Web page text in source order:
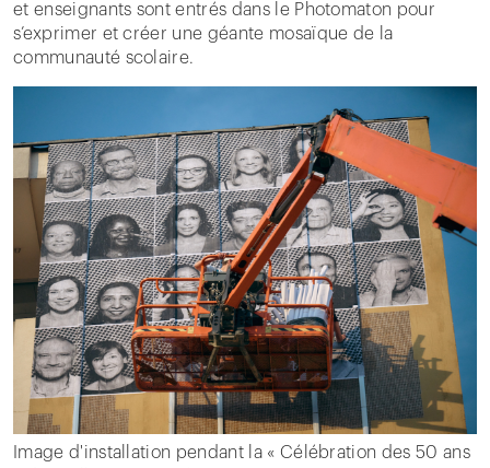
et enseignants sont entrés dans le Photomaton pour
s’exprimer et créer une géante mosaïque de la
communauté scolaire.
Image d'installation pendant la « Célébration des 50 ans